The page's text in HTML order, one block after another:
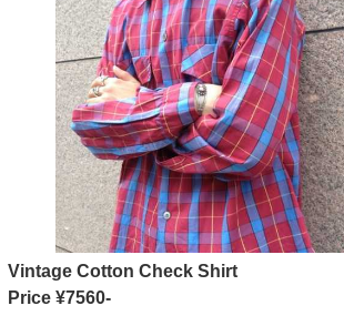
Vintage Cotton Check Shirt
Price ¥7560-